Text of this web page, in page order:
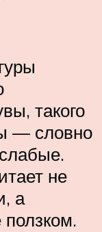
такого
— словно
не
а